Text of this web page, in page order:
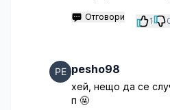
Отговори 1
pesho98
хей, нещо да се
п 🤬